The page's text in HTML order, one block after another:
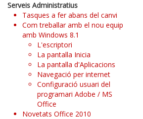
Serveis Administratius
Tasques a fer abans del canvi
Com treballar amb el nou equip
amb Windows 8.1
L'escriptori
La pantalla Inicia
La pantalla d'Aplicacions
Navegació per internet
Configuració usuari del
programari Adobe / MS
Office
Novetats Office 2010